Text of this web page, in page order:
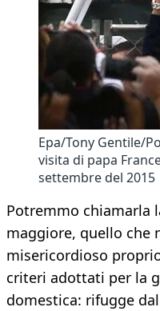
Epa/Tony Gentile/
visita di papa
settembre del 2015
Potremmo chiamarla
maggiore, quello che
misericordioso
criteri adottati per la
domestica: rifugge